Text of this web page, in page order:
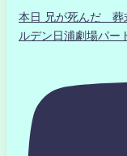
本日 兄が死んだ
ルデン日浦劇場パー